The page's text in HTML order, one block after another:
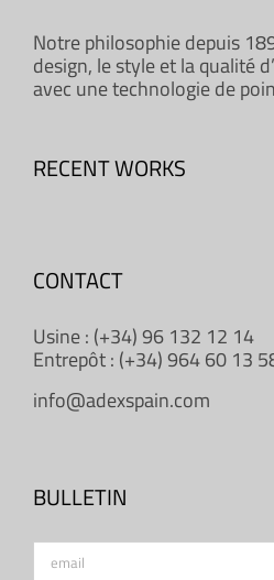
Notre philosophie depuis
design, le style et la qualité
avec une technologie de
RECENT WORKS
CONTACT
Usine : (+34) 96 132 12 14
Entrepôt : (+34) 964 60 13
info@adexspain.com
BULLETIN